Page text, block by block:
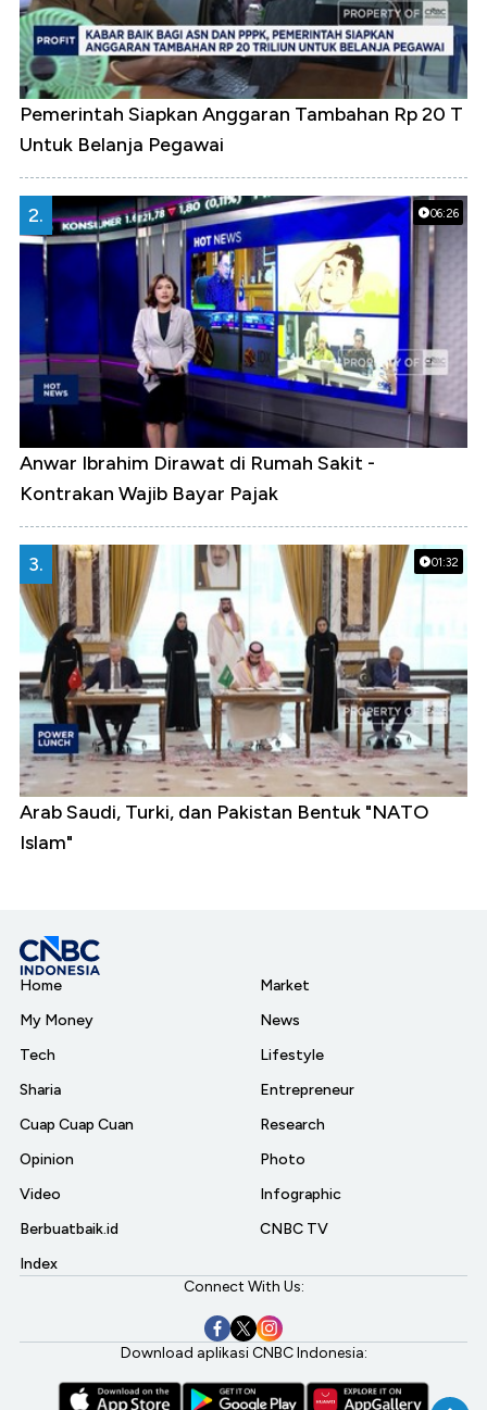
Pemerintah Siapkan Anggaran Tambahan Rp 20 T
Untuk Belanja Pegawai
06:26
2.
Anwar Ibrahim Dirawat di Rumah Sakit -
Kontrakan Wajib Bayar Pajak
01:32
3.
Arab Saudi, Turki, dan Pakistan Bentuk "NATO
Islam"
Home
My Money
Tech
Sharia
Cuap Cuap Cuan
Opinion
Video
Berbuatbaik.id
Index
Market
News
Lifestyle
Entrepreneur
Research
Photo
Infographic
CNBC TV
Connect With Us:
Download aplikasi CNBC Indonesia: